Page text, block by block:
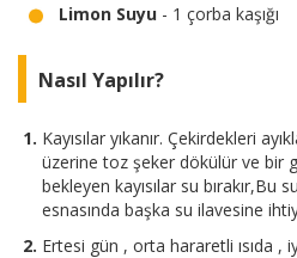
Limon Suyu - 1 çorba kaşığı
Nasıl Yapılır?
Kayısılar yıkanır. Çekirdekleri
üzerine toz şeker dökülür ve bir
bekleyen kayısılar su bırakır,Bu
esnasında başka su ilavesine
Ertesi gün , orta hararetli ısıda ,